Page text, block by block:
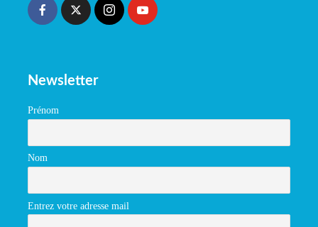
Newsletter
Prénom
Nom
Entrez votre adresse mail